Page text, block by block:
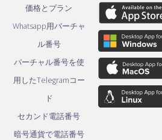
価格とプラン
Whatsapp用バーチャ
ル番号
バーチャル番号を使
用したTelegramコー
ド
セカンド電話番号
暗号通貨で電話番号